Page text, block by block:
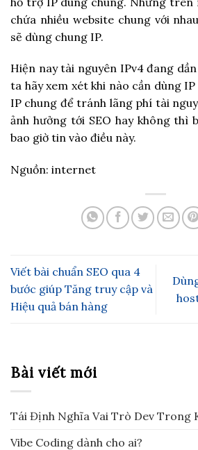
chứa nhiều website chung với
sẽ dùng chung IP.
Hiện nay tài nguyên IPv4 đang
ta hãy xem xét khi nào cần dùng
IP chung để tránh lãng phí tài
ảnh hưởng tới SEO hay không thì
bao giờ tin vào điều này.
Nguồn: internet
Viết bài chuẩn SEO qua 4
bước giúp Tăng truy cập và
Hiệu quả bán hàng
Bài viết mới
Tái Định Nghĩa Vai Trò Dev Trong
Vibe Coding dành cho ai?